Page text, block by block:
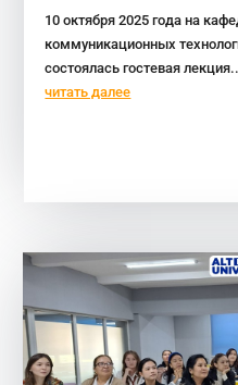
10 октября 2025 года на
коммуникационных
состоялась гостевая
читать далее